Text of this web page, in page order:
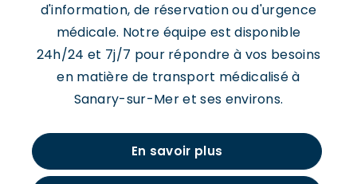
d'information, de réservation ou d'urgence
médicale. Notre équipe est disponible
24h/24 et 7j/7 pour répondre à vos besoins
en matière de transport médicalisé à
Sanary-sur-Mer et ses environs.
En savoir plus